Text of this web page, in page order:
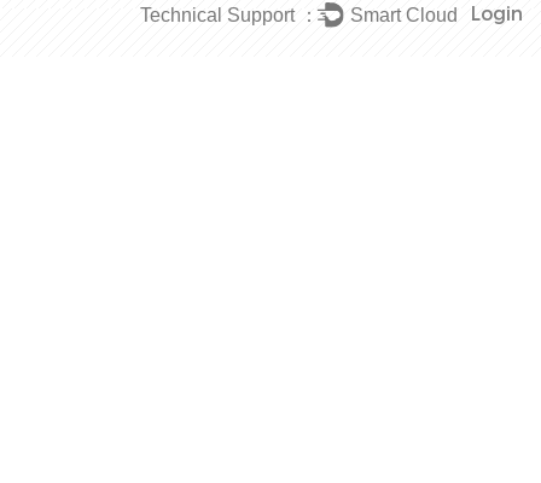
Login
Technical Support ： Smart Cloud